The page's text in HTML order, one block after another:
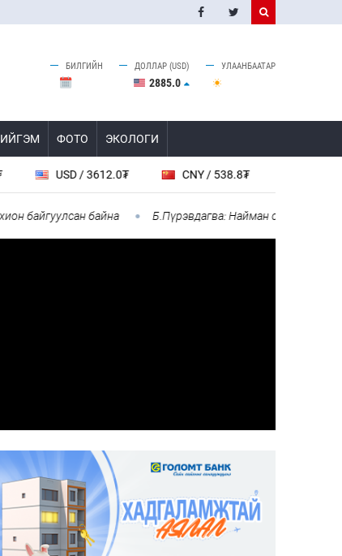
БИЛГИЙН ДОЛЛАР (USD)
2885.0
УЛААНБААТАР
ФОТО ЭКОЛОГИ
USD / 3612.0₮ CNY / 538.8₮
байна Б.Пүрэвдагва: Найман салбарын 103